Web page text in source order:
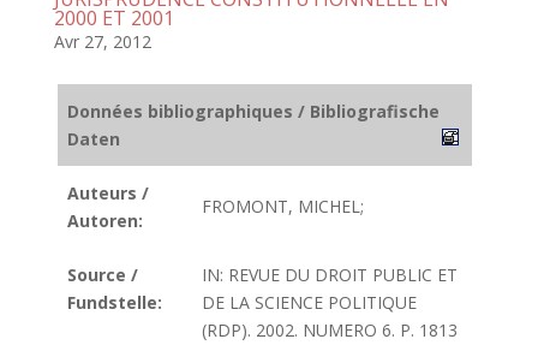
2000 ET 2001
Avr 27, 2012
Données bibliographiques / Bibliografische
Daten
Auteurs /
Autoren:
FROMONT, MICHEL;
Source /
Fundstelle:
IN: REVUE DU DROIT PUBLIC ET
DE LA SCIENCE POLITIQUE
(RDP). 2002. NUMERO 6. P. 1813